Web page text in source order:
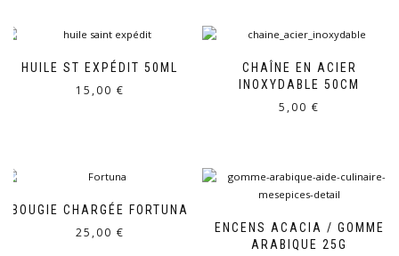
HUILE ST EXPÉDIT 50ML
15,00 €
CHAÎNE EN ACIER
INOXYDABLE 50CM
5,00 €
BOUGIE CHARGÉE FORTUNA
25,00 €
ENCENS ACACIA / GOMME
ARABIQUE 25G